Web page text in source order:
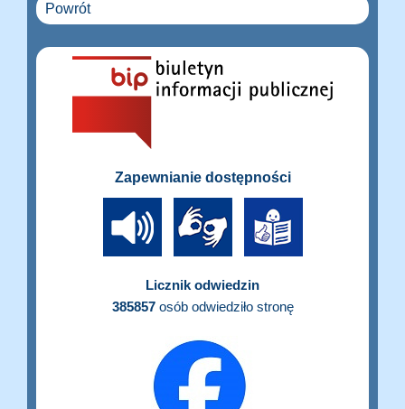
Powrót
Zapewnianie dostępności
Licznik odwiedzin
385857osób odwiedziło stronę